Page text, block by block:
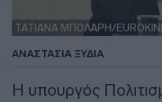
ΤΑΤΙΑΝΑ ΜΠΟΛΑΡΗ/
ΑΝΑΣΤΑΣΊΑ ΞΥΔΙΆ
Η υπουργός